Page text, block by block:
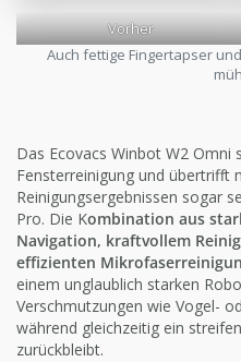
Vorher
Auch fettige Fingertapser
Das Ecovacs Winbot W2
Fensterreinigung und übertrifft
Reinigungsergebnissen sogar
Pro. Die Kombination aus
Navigation, kraftvollem
effizienten
einem unglaublich starken
Verschmutzungen wie Vogel-
während gleichzeitig ein
zurückbleibt.